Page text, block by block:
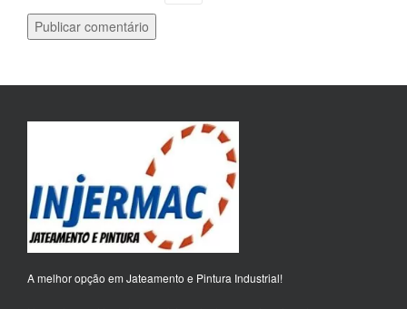
A melhor opção em Jateamento e Pintura Industrial!